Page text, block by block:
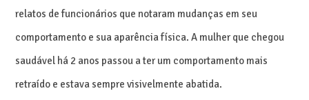
relatos de funcionários que notaram mudanças em seu
comportamento e sua aparência física. A mulher que chegou
saudável há 2 anos passou a ter um comportamento mais
retraído e estava sempre visivelmente abatida.